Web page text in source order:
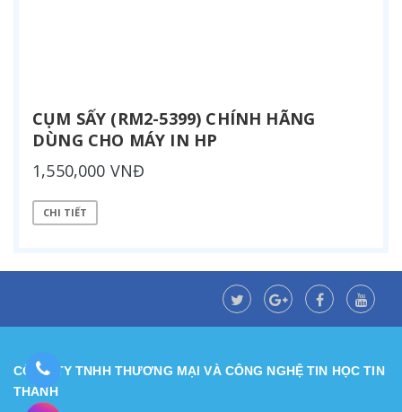
CỤM SẤY (RM2-5399) CHÍNH HÃNG
DÙNG CHO MÁY IN HP
1,550,000 VNĐ
CHI TIẾT
CÔNG TY TNHH THƯƠNG MẠI VÀ CÔNG NGHỆ TIN HỌC TIN
THÀNH